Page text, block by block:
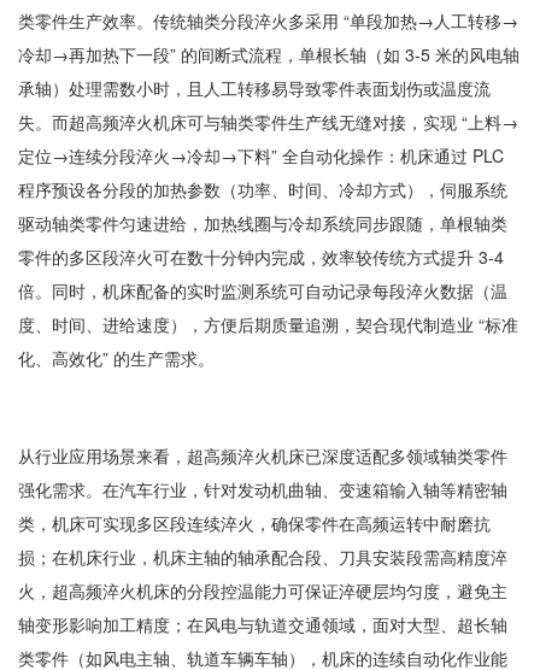
类零件生产效率。传统轴类分段淬火多采用 “单段加热→人工转移→
冷却→再加热下一段” 的间断式流程，单根长轴（如 3-5 米的风电轴
承轴）处理需数小时，且人工转移易导致零件表面划伤或温度流
失。而超高频淬火机床可与轴类零件生产线无缝对接，实现 “上料→
定位→连续分段淬火→冷却→下料” 全自动化操作：机床通过 PLC
程序预设各分段的加热参数（功率、时间、冷却方式），伺服系统
驱动轴类零件匀速进给，加热线圈与冷却系统同步跟随，单根轴类
零件的多区段淬火可在数十分钟内完成，效率较传统方式提升 3-4
倍。同时，机床配备的实时监测系统可自动记录每段淬火数据（温
度、时间、进给速度），方便后期质量追溯，契合现代制造业 “标准
化、高效化” 的生产需求。
从行业应用场景来看，超高频淬火机床已深度适配多领域轴类零件
强化需求。在汽车行业，针对发动机曲轴、变速箱输入轴等精密轴
类，机床可实现多区段连续淬火，确保零件在高频运转中耐磨抗
损；在机床行业，机床主轴的轴承配合段、刀具安装段需高精度淬
火，超高频淬火机床的分段控温能力可保证淬硬层均匀度，避免主
轴变形影响加工精度；在风电与轨道交通领域，面对大型、超长轴
类零件（如风电主轴、轨道车辆车轴），机床的连续自动化作业能